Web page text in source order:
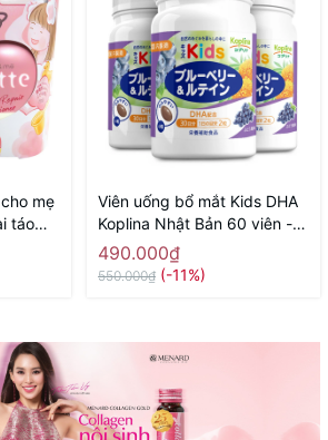
mẹ
táo
nội
Viên uống bổ mắt Kids DHA
Koplina Nhật Bản 60 viên -
Hàng Nhật nội địa
490.000₫
550.000₫ (-11%)